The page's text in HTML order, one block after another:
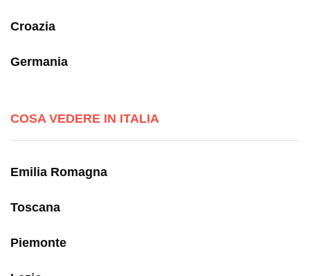
Croazia
Germania
COSA VEDERE IN ITALIA
Emilia Romagna
Toscana
Piemonte